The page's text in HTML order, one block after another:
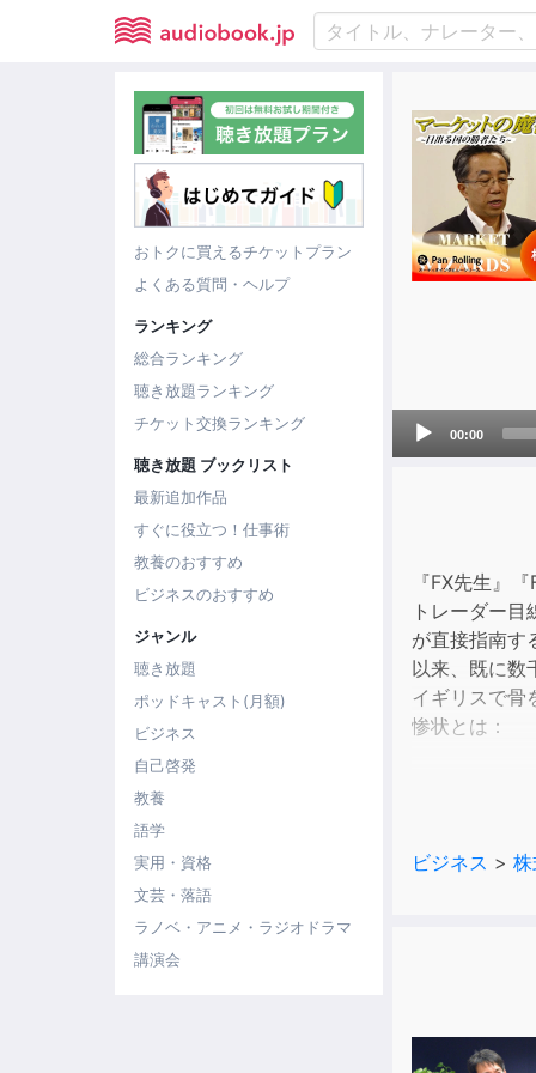
おトクに買えるチケットプラン
よくある質問・ヘルプ
ランキング
総合ランキング
聴き放題ランキング
チケット交換ランキング
聴き放題 ブックリスト
最新追加作品
すぐに役立つ！仕事術
教養のおすすめ
ビジネスのおすすめ
ジャンル
聴き放題
ポッドキャスト(月額)
ビジネス
自己啓発
教養
語学
実用・資格
文芸・落語
ラノベ・アニメ・ラジオドラマ
講演会
Audio
00:00
『FX先生』
トレーダー
が直接指南す
以来、既に数
イギリスで骨
惨状とは：
ビジネス >